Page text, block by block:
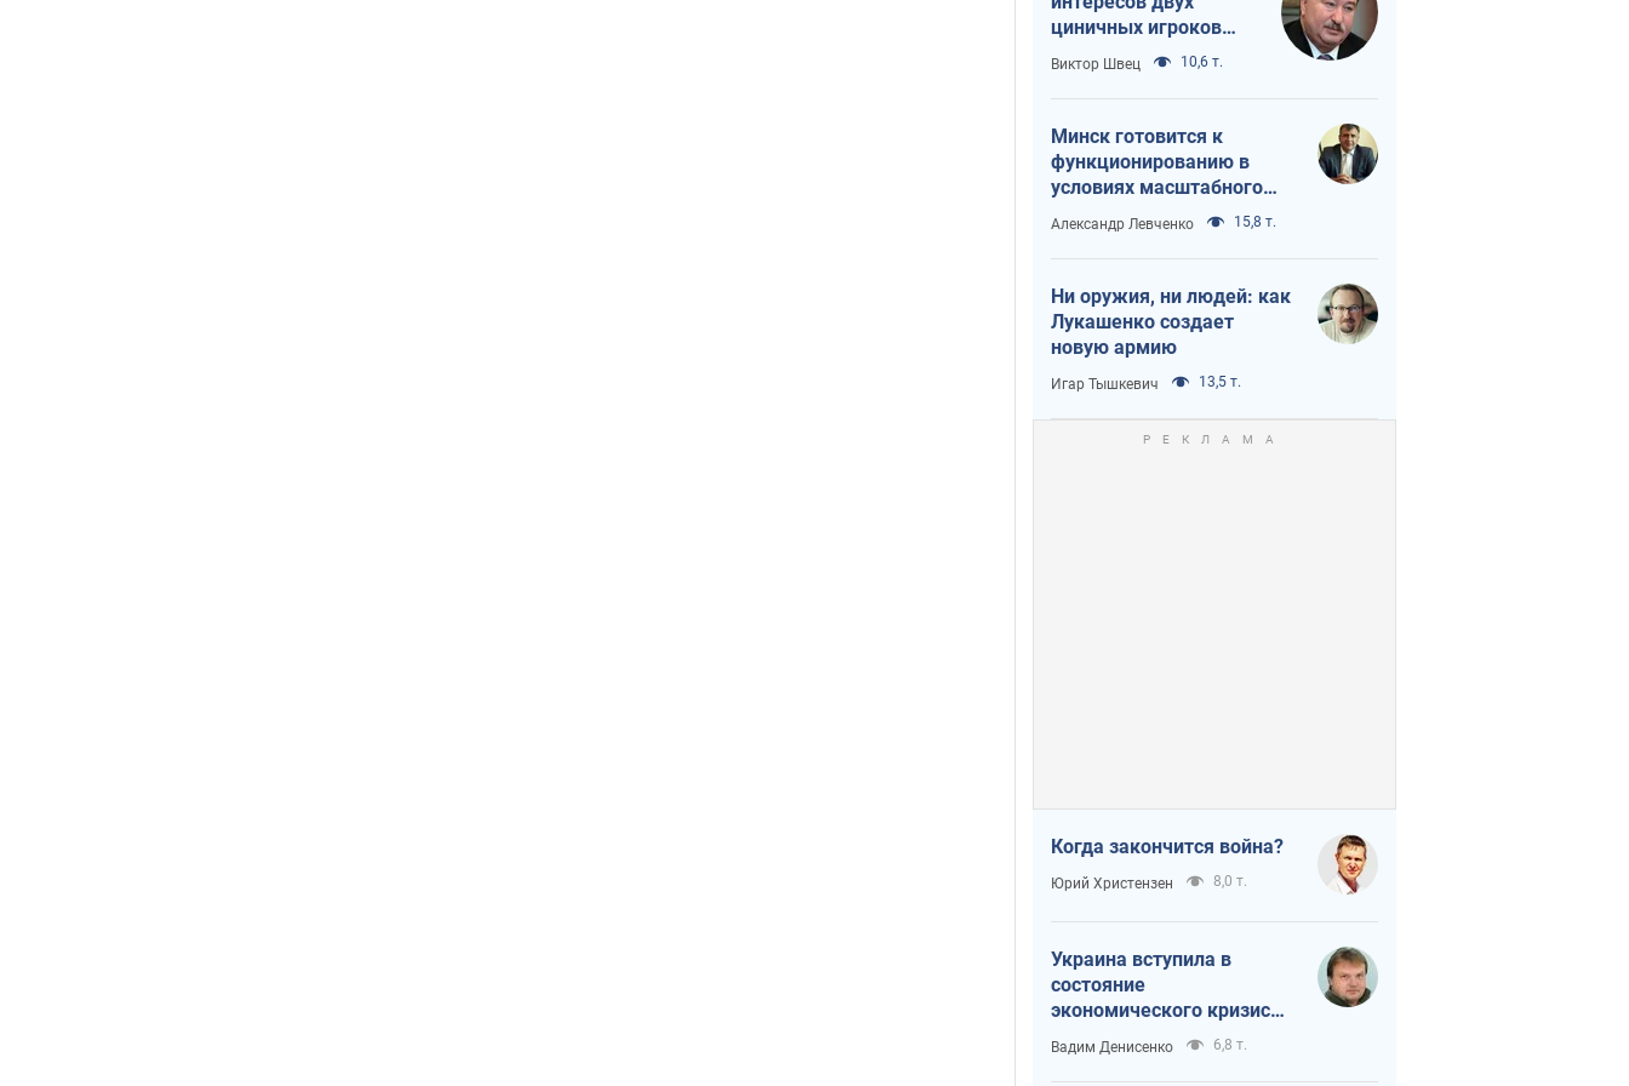
циничных игроков
или тайный план
Трампа и Путина?
Виктор Швец 10,6 т.
Минск готовится к
функционированию в
условиях масштабного
военного кризиса
Александр Левченко 15,8 т.
Ни оружия, ни людей: как
Лукашенко создает
новую армию
Игар Тышкевич 13,5 т.
Когда закончится война?
Юрий Христензен 8,0 т.
Украина вступила в
состояние
экономического кризиса.
Есть ли свет в конце
туннеля?
Вадим Денисенко 6,8 т.